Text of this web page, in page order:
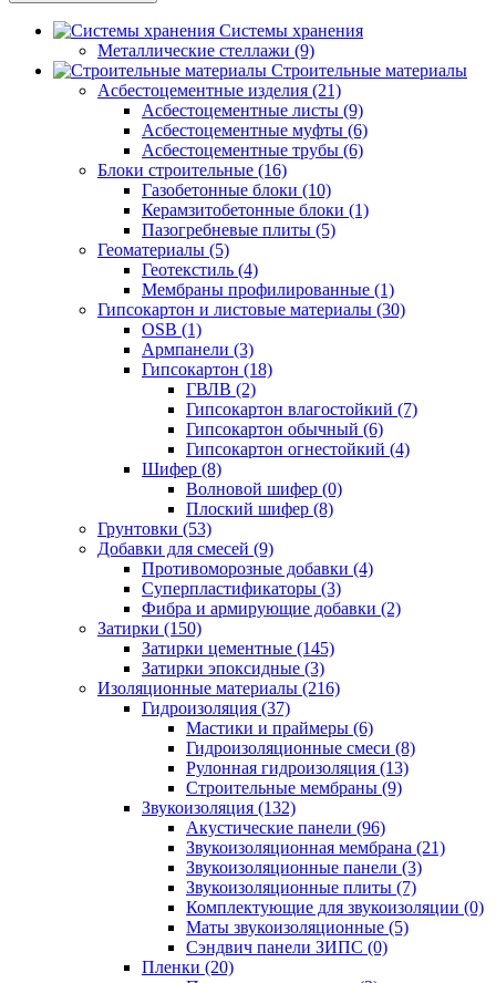
Системы хранения
Металлические стеллажи (9)
Строительные материалы
Асбестоцементные изделия (21)
Асбестоцементные листы (9)
Асбестоцементные муфты (6)
Асбестоцементные трубы (6)
Блоки строительные (16)
Газобетонные блоки (10)
Керамзитобетонные блоки (1)
Пазогребневые плиты (5)
Геоматериалы (5)
Геотекстиль (4)
Мембраны профилированные (1)
Гипсокартон и листовые материалы (30)
OSB (1)
Армпанели (3)
Гипсокартон (18)
ГВЛВ (2)
Гипсокартон влагостойкий (7)
Гипсокартон обычный (6)
Гипсокартон огнестойкий (4)
Шифер (8)
Волновой шифер (0)
Плоский шифер (8)
Грунтовки (53)
Добавки для смесей (9)
Противоморозные добавки (4)
Суперпластификаторы (3)
Фибра и армирующие добавки (2)
Затирки (150)
Затирки цементные (145)
Затирки эпоксидные (3)
Изоляционные материалы (216)
Гидроизоляция (37)
Мастики и праймеры (6)
Гидроизоляционные смеси (8)
Рулонная гидроизоляция (13)
Строительные мембраны (9)
Звукоизоляция (132)
Акустические панели (96)
Звукоизоляционная мембрана (21)
Звукоизоляционные панели (3)
Звукоизоляционные плиты (7)
Комплектующие для звукоизоляции (0)
Маты звукоизоляционные (5)
Сэндвич панели ЗИПС (0)
Пленки (20)